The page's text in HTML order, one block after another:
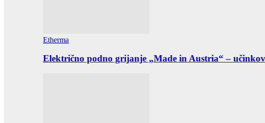
Etherma
Električno podno grijanje „Made in Austria“ –